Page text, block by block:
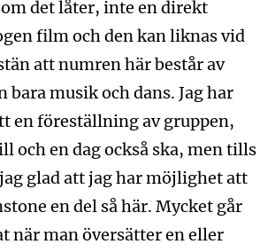
det låter, inte en direkt
film och den kan liknas vid
att numren här består av
bara musik och dans. Jag har
en föreställning av gruppen,
och en dag också ska, men tills
glad att jag har möjlighet att
en del så här. Mycket går
när man översätter en eller